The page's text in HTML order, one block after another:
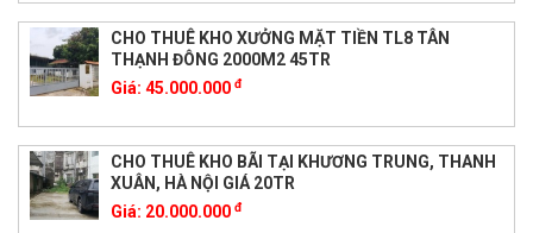
CHO THUÊ KHO XƯỞNG MẶT TIỀN TL8 TÂN
THẠNH ĐÔNG 2000M2 45TR
Giá: 45.000.000 đ
CHO THUÊ KHO BÃI TẠI KHƯƠNG TRUNG, THANH
XUÂN, HÀ NỘI GIÁ 20TR
Giá: 20.000.000 đ